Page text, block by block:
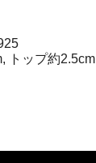
トップ約2.5cm